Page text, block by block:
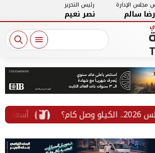
مجلس الإدارة
رضا سالم
رئيس التحرير
نصر نعيم
أسعار